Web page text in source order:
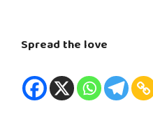
Spread the love